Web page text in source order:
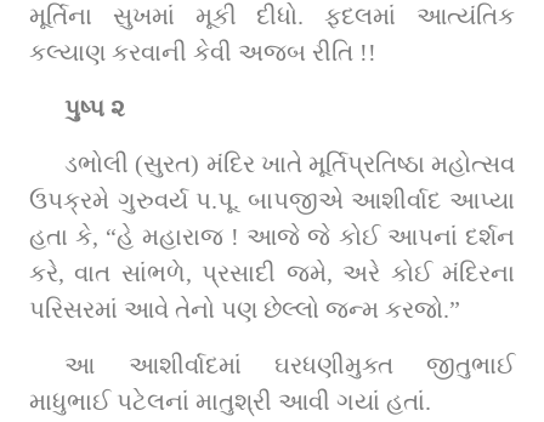
મૂર્તિના સુખમાં મૂકી દીધો. ફદલમાં આત્યંતિક
કલ્યાણ કરવાની કેવી અજબ રીતિ !!
પુષ્પ ૨
ડભોલી (સુરત) મંદિર ખાતે મૂર્તિપ્રતિષ્ઠા મહોત્સવ
ઉપક્રમે ગુરુવર્ય પ.પૂ. બાપજીએ આશીર્વાદ આપ્યા
હતા કે, “હે મહારાજ ! આજે જે કોઈ આપનાં દર્શન
કરે, વાત સાંભળે, પ્રસાદી જમે, અરે કોઈ મંદિરના
પરિસરમાં આવે તેનો પણ છેલ્લો જન્મ કરજો.”
આ આશીર્વાદમાં ઘરધણીમુક્ત જીતુભાઈ
માધુભાઈ પટેલનાં માતુશ્રી આવી ગયાં હતાં.